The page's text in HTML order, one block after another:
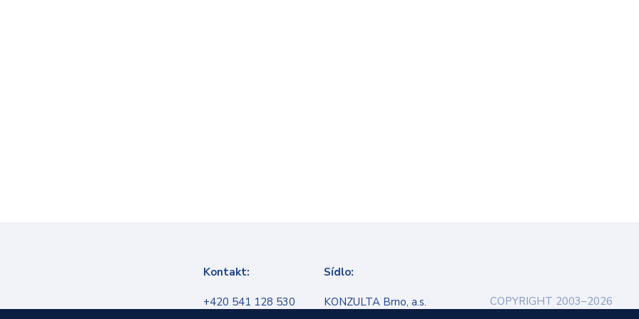
COPYRIGHT 2003–2026
Sídlo:
KONZULTA Brno, a.s.
Kontakt:
+420 541 128 530